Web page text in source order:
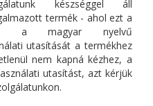
készséggel áll
termék - ahol ezt a
- a magyar nyelvű
utasítását a termékhez
nem kapná kézhez, a
utasítást, azt kérjük